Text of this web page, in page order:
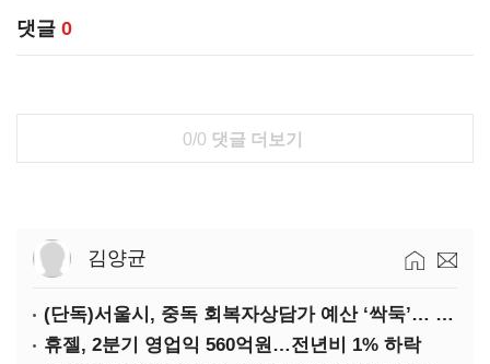
댓글 0
0/0 댓글 더보기
김양균
(단독)서울시, 중독 회복자상담가 예산 ‘싹둑’… 자치구 이관 후 ‘사업 축소’ 위기
휴젤, 2분기 영업익 560억원…전년비 1% 하락